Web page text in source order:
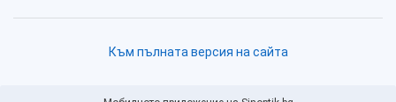
Към пълната версия на сайта